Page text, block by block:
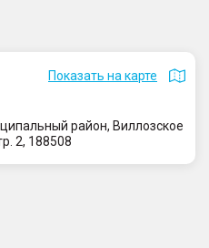
Показать на карте
район, Виллозское
2, 188508